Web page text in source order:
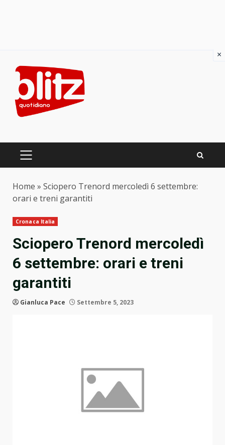
content
PRIMARY
Home » Sciopero Trenord mercoledì 6 settembre:
orari e treni garantiti
Cronaca Italia
Sciopero Trenord mercoledì
6 settembre: orari e treni
garantiti
Gianluca Pace Settembre 5, 2023
×